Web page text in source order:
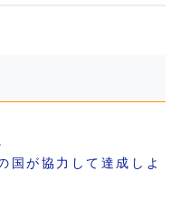
国が協力して達成しよ